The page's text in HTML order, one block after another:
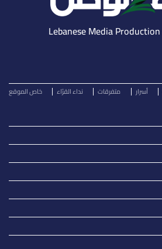
أسرار متفرقات نداء القرّاء خاص الموقع